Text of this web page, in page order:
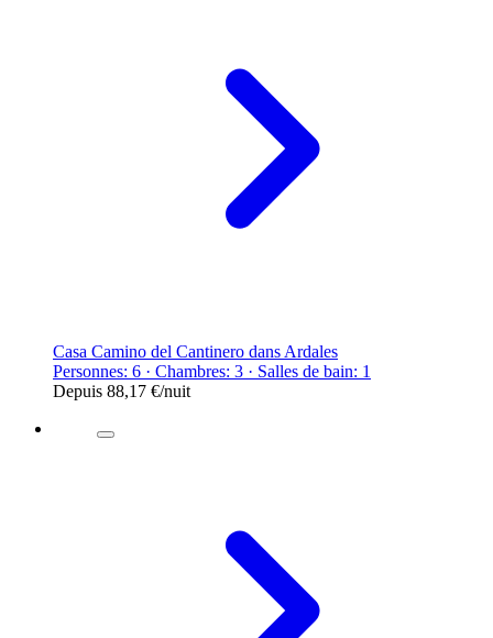
Casa Camino del Cantinero dans Ardales
Personnes: 6 · Chambres: 3 · Salles de bain: 1
Depuis 88,17 €/nuit